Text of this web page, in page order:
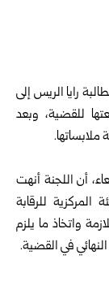
رايا الريس إلى
للقضية، وبعد
أن اللجنة أنهت
المركزية للرقابة
واتخاذ ما يلزم
في القضية.